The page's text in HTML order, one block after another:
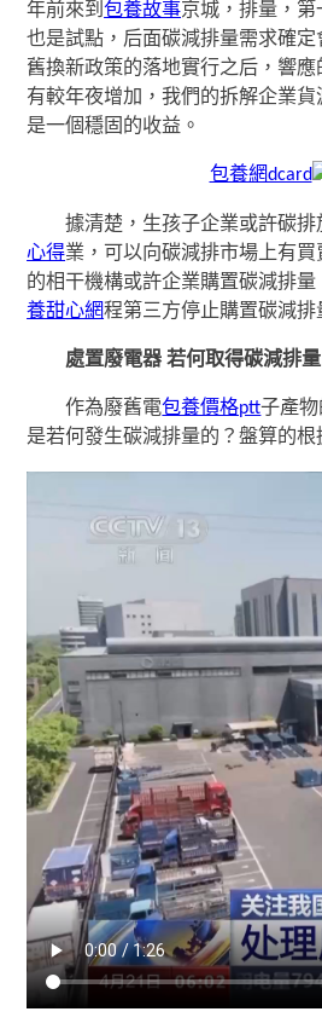
年前來到包養故事京城，排量，第
也是試點，后面碳減排量需求確
舊換新政策的落地實行之后，響
有較年夜增加，我們的拆解企業
是一個穩固的收益。
包養網dcard
據清楚，生孩子企業或許碳
心得業，可以向碳減排市場上有
的相干機構或許企業購置碳減排量
養甜心網程第三方停止購置碳減排
處置廢電器 若何取得碳減排量
作為廢舊電包養價格ptt子產
是若何發生碳減排量的？盤算的根